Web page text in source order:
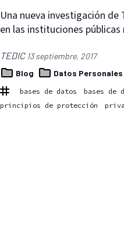
Una nueva investigación
en las instituciones
TEDIC 13 septiembre, 2017
Blog
Datos Personales
bases de datos bases de
principios de protección